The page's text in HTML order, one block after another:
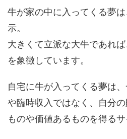
牛が家の中に入ってくる夢
示。
大きくて立派な大牛であれ
を象徴しています。
自宅に牛が入ってくる夢は
や臨時収入ではなく、自分
ものや価値あるものを得るサ